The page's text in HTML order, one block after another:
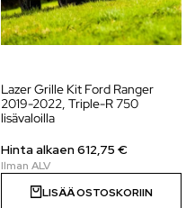
Lazer Grille Kit Ford Ranger
2019-2022, Triple-R 750
lisävaloilla
Hinta alkaen612,75 €
LISÄÄ OSTOSKORIIN